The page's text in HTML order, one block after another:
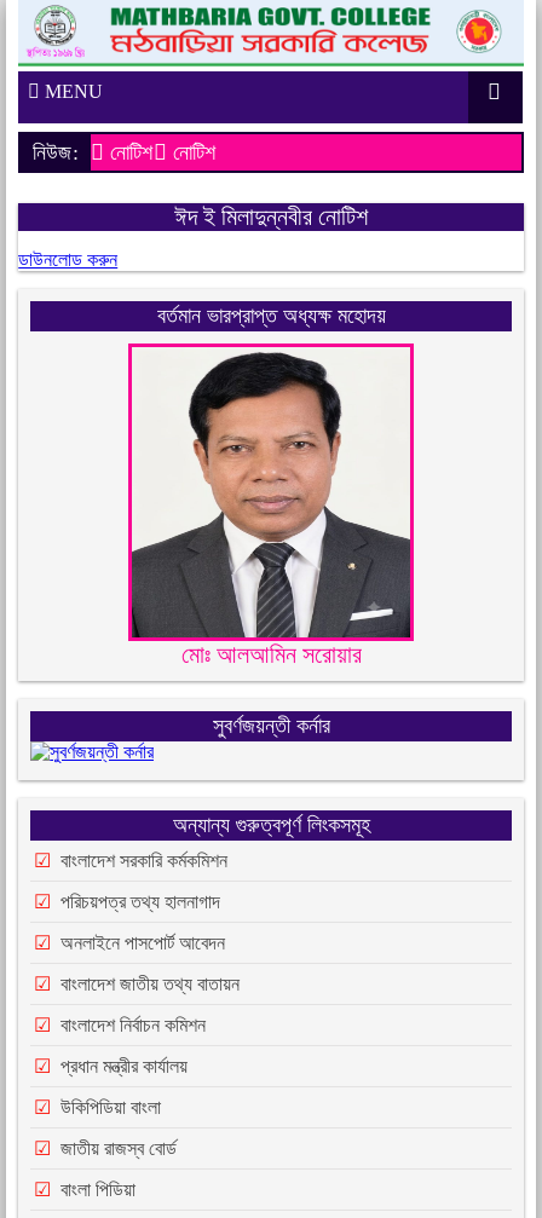
MENU
নিউজ: নোটিশ
নোটিশ
ঈদ ই মিলাদুন্নবীর নোটিশ
ডাউনলোড করুন
বর্তমান ভারপ্রাপ্ত অধ্যক্ষ মহোদয়
মোঃ আলআমিন সরোয়ার
সুবর্ণজয়ন্তী কর্নার
অন্যান্য গুরুত্বপূর্ণ লিংকসমূহ
বাংলাদেশ সরকারি কর্মকমিশন
পরিচয়পত্র তথ্য হালনাগাদ
অনলাইনে পাসপোর্ট আবেদন
বাংলাদেশ জাতীয় তথ্য বাতায়ন
বাংলাদেশ নির্বাচন কমিশন
প্রধান মন্ত্রীর কার্যালয়
উকিপিডিয়া বাংলা
জাতীয় রাজস্ব বোর্ড
বাংলা পিডিয়া